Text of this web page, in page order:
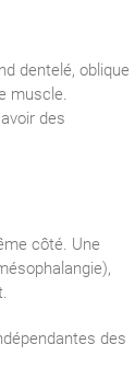
dentelé, oblique
muscle.
des
côté. Une
des